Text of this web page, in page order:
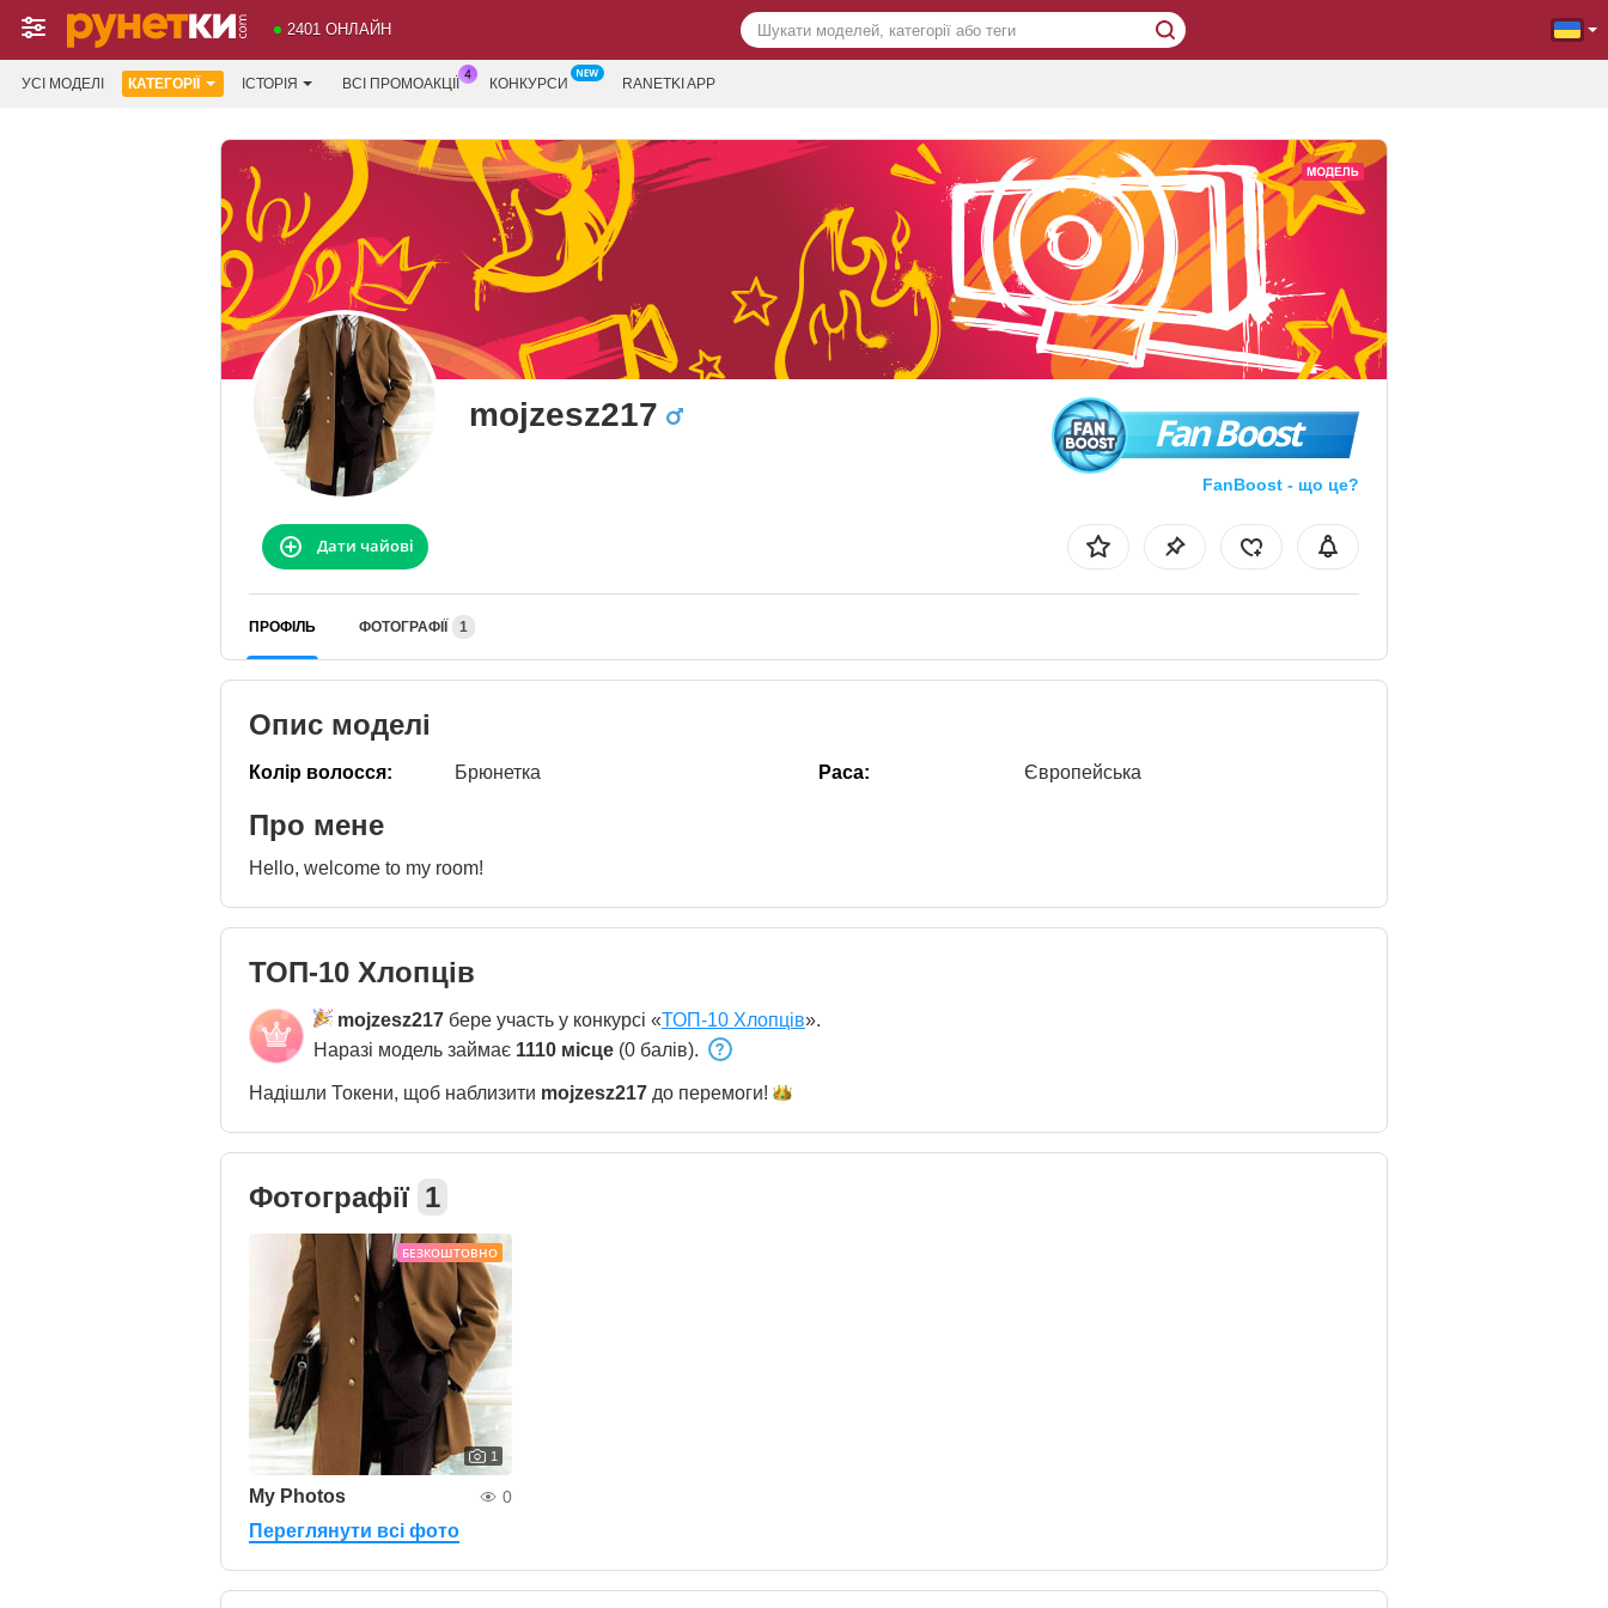
2401 ОНЛАЙН
УСІ МОДЕЛІ КАТЕГОРІЇ ІСТОРІЯ ВСІ ПРОМОАКЦІЇ КОНКУРСИ RANETKI APP
mojzesz217 Fan Boost
FanBoost - що це?
Дати чайові
ПРОФІЛЬ ФОТОГРАФІЇ 1
Опис моделі
Колір волосся: Брюнетка Раса: Європейська
Про мене
Hello, welcome to my room!
ТОП-10 Хлопців
mojzesz217 бере участь у конкурсі «ТОП-10 Хлопців».
Наразі модель займає 1110 місце (0 балів).
Надішли Токени, щоб наблизити mojzesz217 до перемоги!
Фотографії 1
БЕЗКОШТОВНО
1
My Photos 0
Переглянути всі фото